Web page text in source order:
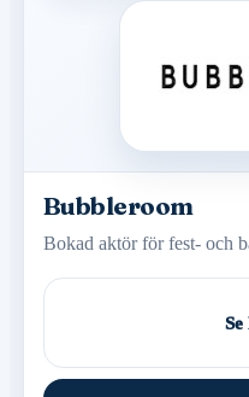
Bubbleroom
Bokad aktör för fest- och